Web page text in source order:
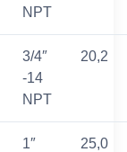
NPT
3/4″
-14
NPT
20,2
1″
25,0